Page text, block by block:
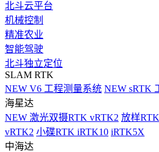
北斗云平台
机械控制
精准农业
智能驾驶
北斗独立定位
SLAM RTK
NEW V6 工程测量系统 NEW sRTK
海星达
NEW 激光双摄RTK vRTK2 放样
vRTK2 小碟RTK iRTK10 iRTK5X
中海达